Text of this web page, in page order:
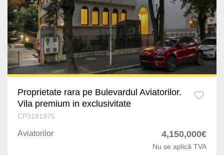
Prahova
Dolj
Arges
Satu Mare
Giurgiu
Afumati
Corbeanca
Buftea
Popesti-Leordeni
Dragomiresti-Deal
Odaile
Militari
Aviatorilor
Primaverii
Calea Victoriei
Straulesti
Victoriei
Proprietate rara pe Bulevardul Aviatorilor.
Vila premium in exclusivitate
CP3181975
Aviatorilor 4,150,000€
Nu se aplică TVA